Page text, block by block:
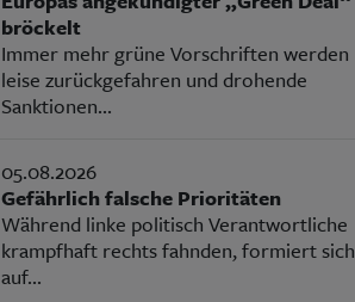
bröckelt
Immer mehr grüne Vorschriften werden
leise zurückgefahren und drohende
Sanktionen...
05.08.2026
Gefährlich falsche Prioritäten
Während linke politisch Verantwortliche
krampfhaft rechts fahnden, formiert sich
auf...